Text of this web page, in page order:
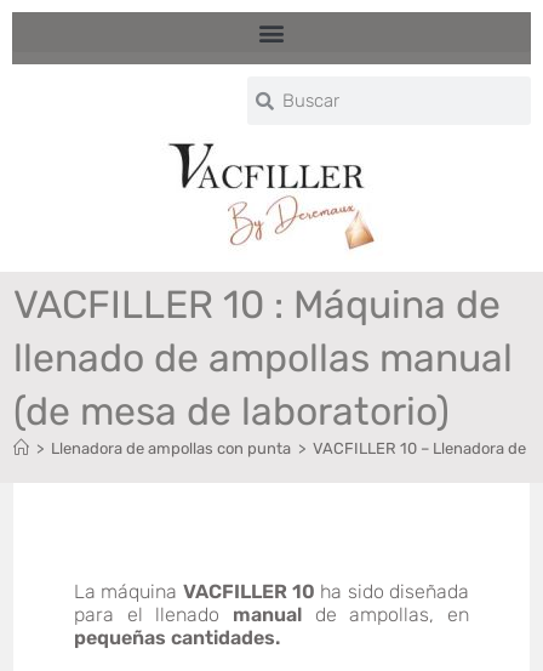
VACFILLER 10 : Máquina de
llenado de ampollas manual
(de mesa de laboratorio)
> Llenadora de ampollas con punta > VACFILLER 10 – Llenadora de
La máquina VACFILLER 10 ha sido diseñada
para el llenado manual de ampollas, en
pequeñas cantidades.